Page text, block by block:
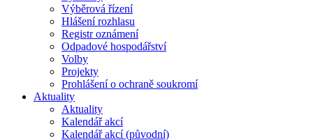
Výběrová řízení
Hlášení rozhlasu
Registr oznámení
Odpadové hospodářství
Volby
Projekty
Prohlášení o ochraně soukromí
Aktuality
Aktuality
Kalendář akcí
Kalendář akcí (původní)